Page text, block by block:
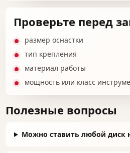
Проверьте перед
размер оснастки
тип крепления
материал работы
мощность или класс
Полезные вопросы
Можно ставить любой диск